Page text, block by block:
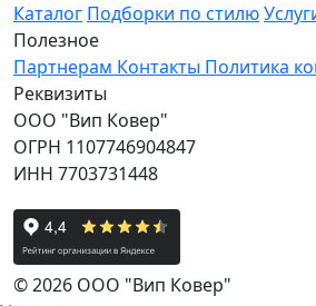
Каталог Подборки по стилю
Полезное
Партнерам Контакты Политика
Реквизиты
ООО "Вип Ковер"
ОГРН 1107746904847
ИНН 7703731448
© 2026 ООО "Вип Ковер"